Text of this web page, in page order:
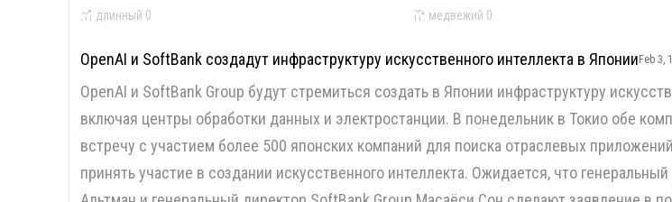
длинный 0 медвежий 0
OpenAI и SoftBank создадут инфраструктуру искусственного интеллекта в Японии Feb 3,
OpenAI и SoftBank Group будут стремиться создать в Японии инфраструктуру
включая центры обработки данных и электростанции. В понедельник в Токио обе
встречу с участием более 500 японских компаний для поиска отраслевых
принять участие в создании искусственного интеллекта. Ожидается, что